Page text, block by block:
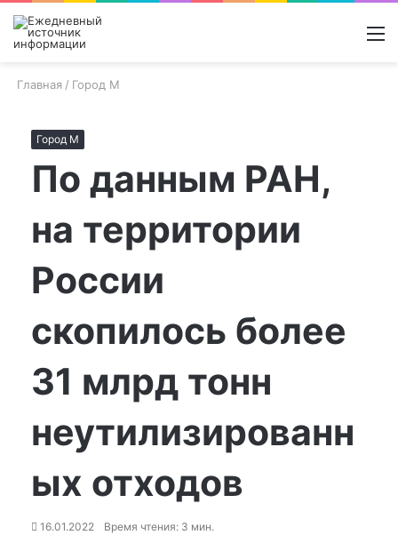
Поиск
Switch
Главная / Город М
Город М
По данным РАН,
на территории
России
скопилось более
31 млрд тонн
неутилизированн
ых отходов
16.01.2022 Время чтения: 3 мин.